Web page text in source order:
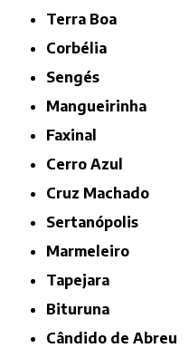
Terra Boa
Corbélia
Sengés
Mangueirinha
Faxinal
Cerro Azul
Cruz Machado
Sertanópolis
Marmeleiro
Tapejara
Bituruna
Cândido de Abreu